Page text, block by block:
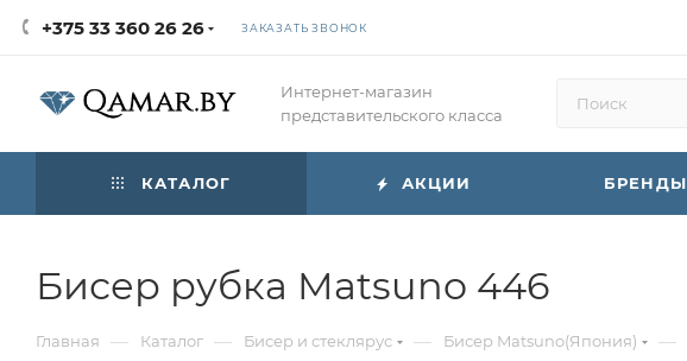
+375 33 360 26 26 ЗАКАЗАТЬ ЗВОНОК
Интернет-магазин
представительского класса
КАТАЛОГ АКЦИИ БРЕНДЫ
Бисер рубка Matsuno 446
Главная — Каталог — Бисер и стеклярус — Бисер Matsuno(Япония) —